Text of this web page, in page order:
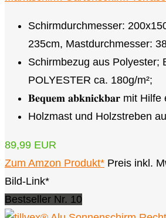
Schirmdurchmesser:
235cm, Mastdurchmesser:
Schirmbezug aus Polyester;
POLYESTER ca. 180g/m²;
𝐁𝐞𝐪𝐮𝐞𝐦 𝐚𝐛𝐤𝐧𝐢𝐜𝐤𝐛𝐚𝐫 mit
Holzmast und Holzstreben
89,99 EUR
Zum Amzon Produkt* Preis inkl.
Bild-Link*
Bestseller Nr. 10